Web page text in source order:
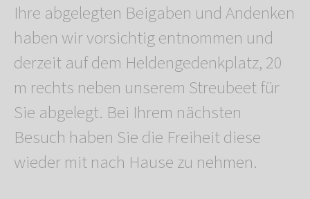
Ihre abgelegten Beigaben und Andenken
haben wir vorsichtig entnommen und
derzeit auf dem Heldengedenkplatz, 20
m rechts neben unserem Streubeet für
Sie abgelegt. Bei Ihrem nächsten
Besuch haben Sie die Freiheit diese
wieder mit nach Hause zu nehmen.